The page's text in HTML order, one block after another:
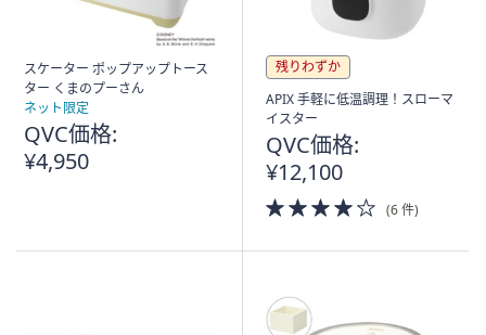
スケーター ポップアップトース
ター くまのプーさん
ネット限定
QVC価格:
¥4,950
残りわずか
APIX 手軽に低温調理！スローマ
イスター
QVC価格:
¥12,100
4.0
of
(6 件)